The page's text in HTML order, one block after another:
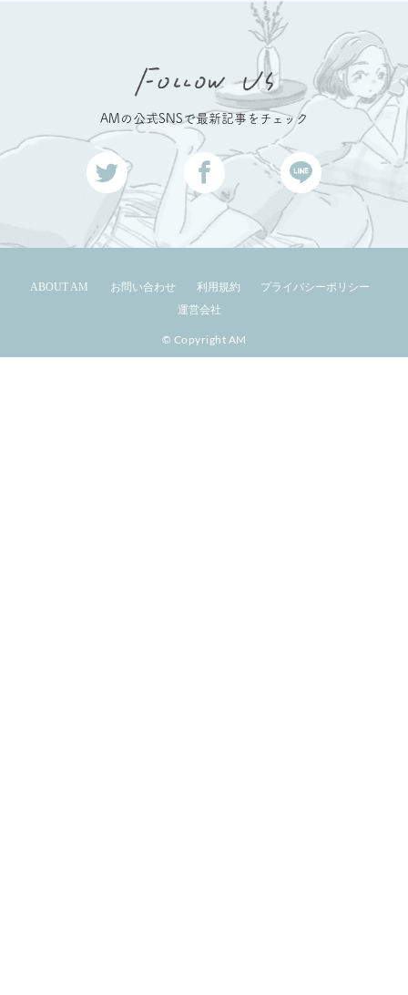
AMの公式SNSで最新記事をチェック
ABOUT AM お問い合わせ 利用規約
プライバシーポリシー
運営会社
© Copyright AM